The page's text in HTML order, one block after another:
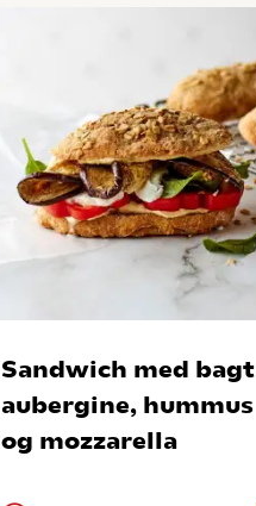
Sandwich med bagt
aubergine, hummus
og mozzarella